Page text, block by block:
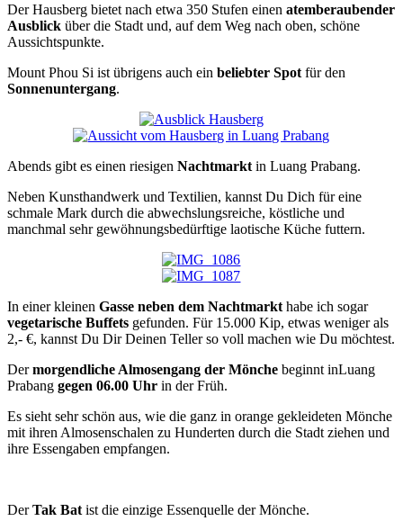
Der Hausberg bietet nach etwa 350 Stufen einen atemberaubender
Ausblick über die Stadt und, auf dem Weg nach oben, schöne
Aussichtspunkte.
Mount Phou Si ist übrigens auch ein beliebter Spot für den
Sonnenuntergang.
Abends gibt es einen riesigen Nachtmarkt in Luang Prabang.
Neben Kunsthandwerk und Textilien, kannst Du Dich für eine
schmale Mark durch die abwechslungsreiche, köstliche und
manchmal sehr gewöhnungsbedürftige laotische Küche futtern.
In einer kleinen Gasse neben dem Nachtmarkt habe ich sogar
vegetarische Buffets gefunden. Für 15.000 Kip, etwas weniger als
2,- €, kannst Du Dir Deinen Teller so voll machen wie Du möchtest.
Dermorgendliche Almosengang der Mönche beginnt inLuang
Prabang gegen 06.00 Uhr in der Früh.
Es sieht sehr schön aus, wie die ganz in orange gekleideten Mönche
mit ihren Almosenschalen zu Hunderten durch die Stadt ziehen und
ihre Essengaben empfangen.
DerTak Bat ist die einzige Essenquelle der Mönche.